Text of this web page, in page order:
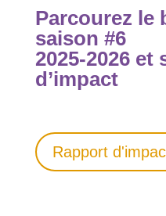
Parcourez le
saison #6
2025-2026
d’impact
Rapport